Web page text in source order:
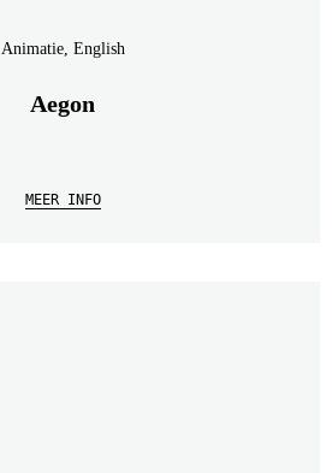
Animatie, English
Aegon
MEER INFO